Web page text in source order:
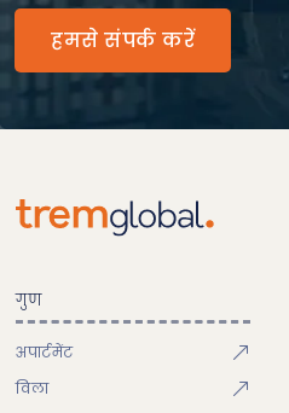
हमसे संपर्क करें
गुण
अपार्टमेंट
विला